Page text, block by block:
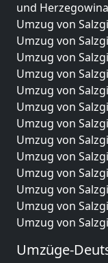
und Herzegowina
Umzug von
Umzug von
Umzug von
Umzug von
Umzug von
Umzug von
Umzug von
Umzug von
Umzug von
Umzug von
Umzug von
Umzug von
Umzug von
Umzüge-